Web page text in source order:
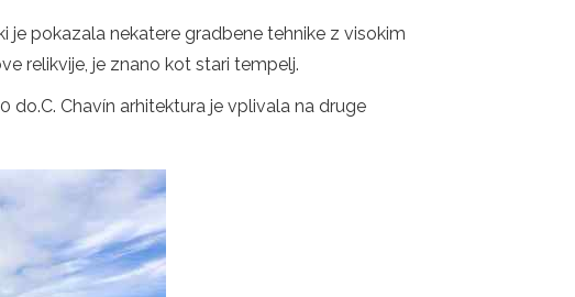
je pokazala nekatere gradbene tehnike z visokim
relikvije, je znano kot stari tempelj.
do.C. Chavín arhitektura je vplivala na druge